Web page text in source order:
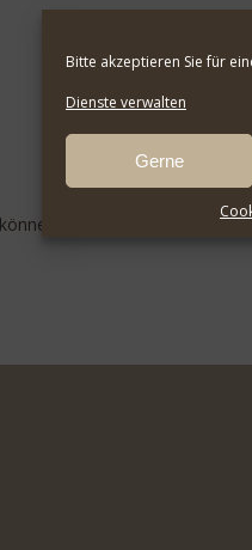
Bitte akzeptieren Sie für
Dienste verwalten
Gerne
an der MV eingesehen